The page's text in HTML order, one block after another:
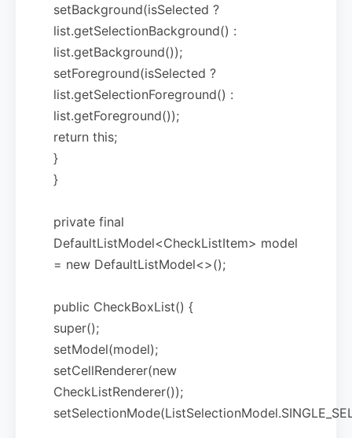
setBackground(isSelected ?
list.getSelectionBackground() :
list.getBackground());
setForeground(isSelected ?
list.getSelectionForeground() :
list.getForeground());
return this;
}
}
private final
DefaultListModel<CheckListItem> model
= new DefaultListModel<>();
public CheckBoxList() {
super();
setModel(model);
setCellRenderer(new
CheckListRenderer());